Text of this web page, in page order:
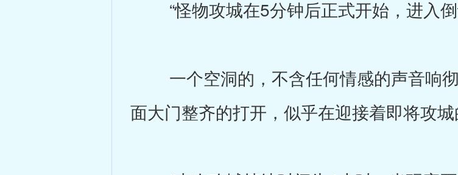
“怪物攻城在5分钟后正式开始，进入
一个空洞的，不含任何情感的声音响彻
面大门整齐的打开，似乎在迎接着即将攻城